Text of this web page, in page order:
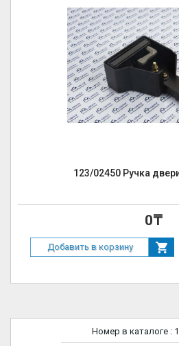
123/02450 Ручка
0₸
Добавить в корзину
Номер в каталоге :